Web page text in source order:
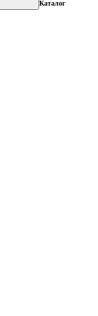
Каталог